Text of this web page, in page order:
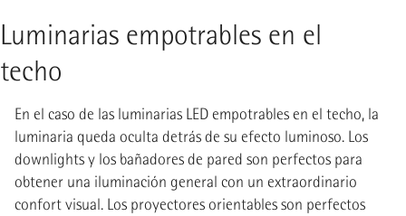
Luminarias empotrables en el
techo
En el caso de las luminarias LED empotrables en el techo, la
luminaria queda oculta detrás de su efecto luminoso. Los
downlights y los bañadores de pared son perfectos para
obtener una iluminación general con un extraordinario
confort visual. Los proyectores orientables son perfectos